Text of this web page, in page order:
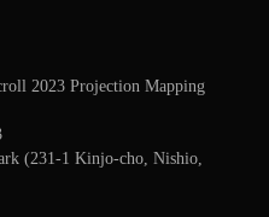
2023 Projection Mapping
(231-1 Kinjo-cho, Nishio,